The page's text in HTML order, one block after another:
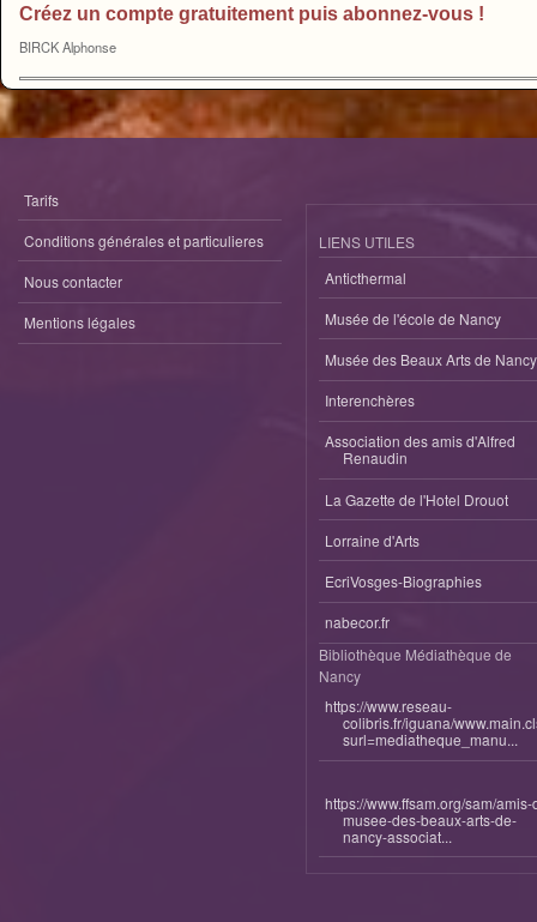
Créez un compte gratuitement puis abonnez-vous !
BIRCK Alphonse
Tarifs
Conditions générales et particulieres
Nous contacter
Mentions légales
LIENS UTILES
Anticthermal
Musée de l'école de Nancy
Musée des Beaux Arts de Nancy
Interenchères
Association des amis d'Alfred
Renaudin
La Gazette de l'Hotel Drouot
Lorraine d'Arts
EcriVosges-Biographies
nabecor.fr
Bibliothèque Médiathèque de
Nancy
https://www.reseau-
colibris.fr/iguana/
surl=mediatheque_manu...
https://www.ffsam.org/sam/amis-
musee-des-beaux-arts-de-
nancy-associat...